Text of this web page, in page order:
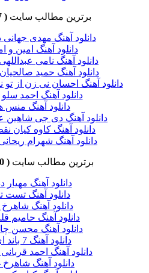
برترین مطالب سایت( 7 روز گذشته )
دانلود آهنگ مهدی جهانی
دانلود آهنگ امین و
دانلود آهنگ نامی
دانلود آهنگ حمید صالحیان
دانلود آهنگ احسان نی زن از تو
دانلود آهنگ احمد
دانلود آهنگ منس
دانلود آهنگ دی جی شاهین
دانلود آهنگ کاوه کیان
دانلود آهنگ شهرام
برترین مطالب سایت( 30 روز گذشته )
دانلود آهنگ مهیار
دانلود آهنگ
دانلود آهنگ شاهرخ
دانلود آهنگ حامیم
دانلود آهنگ محسن
دانلود آهنگ 7 باند ای داد
دانلود آهنگ احمد
دانلود آهنگ